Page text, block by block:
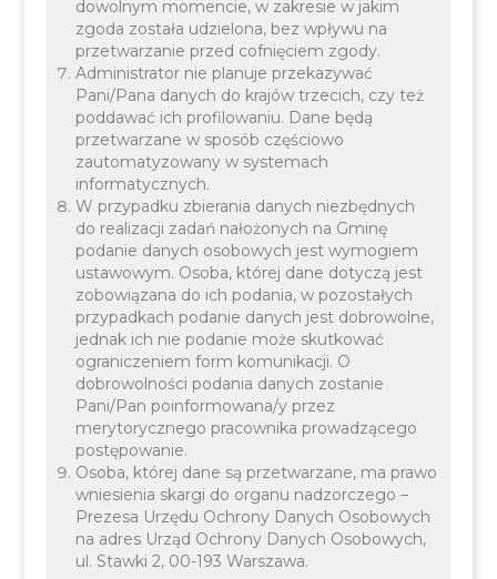
Godziny przyjmowania stron:
poniedziałek 8.00 - 16.45
od wtorku do czwartku 7.30 – 15.15
piątek 7.30 - 14.15
Kontakt:
Kierownik Urzędu Stanu Cywilnego - Katarzyna
Strojny tel. bezpośredni 12/257 65 37
Zastępca Kierownika Urzędu Stanu Cywilnego -
dowolnym momencie, w zakresie w jakim
zgoda została udzielona, bez wpływu na
przetwarzanie przed cofnięciem zgody.
Administrator nie planuje przekazywać
Pani/Pana danych do krajów trzecich, czy też
poddawać ich profilowaniu. Dane będą
przetwarzane w sposób częściowo
zautomatyzowany w systemach
informatycznych.
W przypadku zbierania danych niezbędnych
do realizacji zadań nałożonych na Gminę
podanie danych osobowych jest wymogiem
ustawowym. Osoba, której dane dotyczą jest
zobowiązana do ich podania, w pozostałych
przypadkach podanie danych jest dobrowolne,
jednak ich nie podanie może skutkować
ograniczeniem form komunikacji. O
dobrowolności podania danych zostanie
Pani/Pan poinformowana/y przez
merytorycznego pracownika prowadzącego
postępowanie.
Osoba, której dane są przetwarzane, ma prawo
wniesienia skargi do organu nadzorczego –
Prezesa Urzędu Ochrony Danych Osobowych
na adres Urząd Ochrony Danych Osobowych,
ul. Stawki 2, 00-193 Warszawa.